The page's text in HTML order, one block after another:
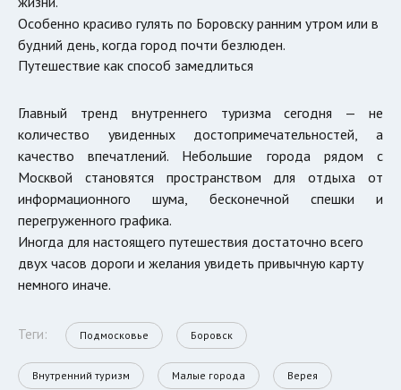
Особенно красиво гулять по Боровску ранним утром или в
будний день, когда город почти безлюден.
Путешествие как способ замедлиться
Главный тренд внутреннего туризма сегодня — не
количество увиденных достопримечательностей, а
качество впечатлений. Небольшие города рядом с
Москвой становятся пространством для отдыха от
информационного шума, бесконечной спешки и
перегруженного графика.
Иногда для настоящего путешествия достаточно всего
двух часов дороги и желания увидеть привычную карту
немного иначе.
Теги: Подмосковье Боровск
Внутренний туризм Малые города Верея